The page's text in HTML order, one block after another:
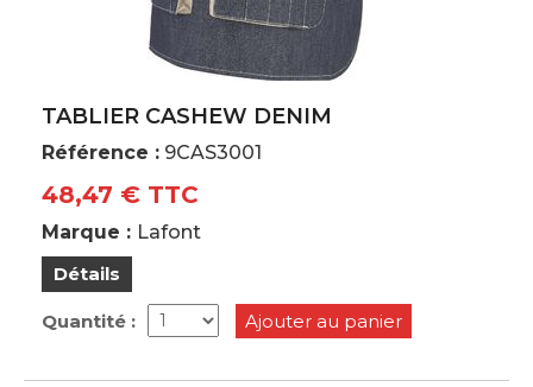
TABLIER CASHEW DENIM
Référence : 9CAS3001
48,47 € TTC
Marque : Lafont
Détails
Quantité : Ajouter au panier